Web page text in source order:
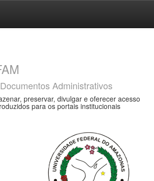
Administrativos
preservar, divulgar e oferecer acesso
para os portais institucionais